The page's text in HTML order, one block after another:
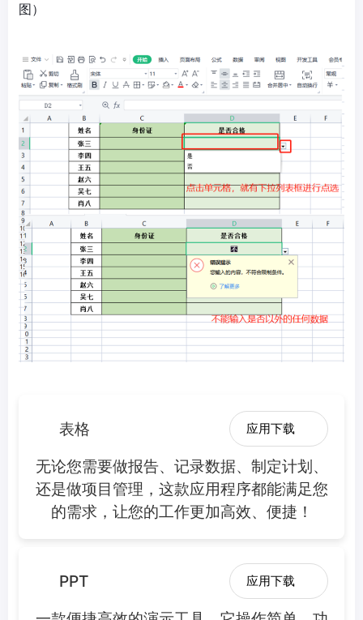
图）
表格 应用下载
无论您需要做报告、记录数据、制定计划、
还是做项目管理，这款应用程序都能满足您
的需求，让您的工作更加高效、便捷！
PPT 应用下载